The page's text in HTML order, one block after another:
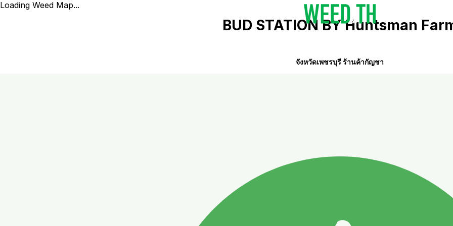
Loading Weed Map...
BUD STATION BY Huntsman
จังหวัดเพชรบุรี ร้านค้ากัญชา